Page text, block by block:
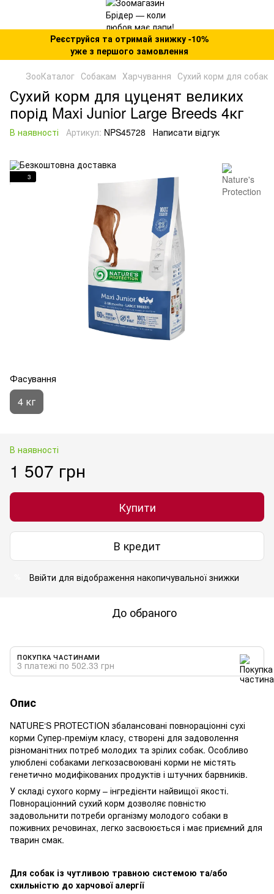
Реєструйся та отримай знижку -10%
уже з першого замовлення
ЗооКаталог Собакам Харчування Сухий корм для собак
Сухий корм для цуценят великих
порід Maxi Junior Large Breeds 4кг
В наявності Артикул: NPS45728 Написати відгук
3
Фасування
4 кг
В наявності
1 507 грн
Купити
В кредит
Ввійти для відображення накопичувальної знижки
До обраного
ПОКУПКА ЧАСТИНАМИ
3 платежі по 502.33 грн
Опис
NATURE‘S PROTECTION збалансовані повнораціонні сухі
корми Супер-преміум класу, створені для задоволення
різноманітних потреб молодих та зрілих собак. Особливо
улюблені собаками легкозасвоювані корми не містять
генетично модифікованих продуктів і штучних барвників.
У складі сухого корму – інгредієнти найвищої якості.
Повнораціонний сухий корм дозволяє повністю
задовольнити потреби організму молодого собаки в
поживних речовинах, легко засвоюється і має приємний для
тварин смак.
Для собак із чутливою травною системою та/або
схильністю до харчової алергії